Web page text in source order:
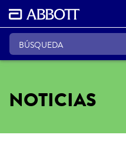
NOTICIAS